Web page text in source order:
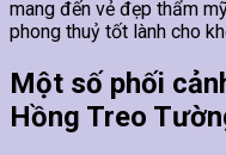
mang đến vẻ đẹp thẩm
phong thuỷ tốt lành cho
Một số phối
Hồng Treo